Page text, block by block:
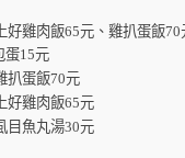
好雞肉飯65元、雞扒蛋飯
蛋15元
扒蛋飯70元
好雞肉飯65元
目魚丸湯30元